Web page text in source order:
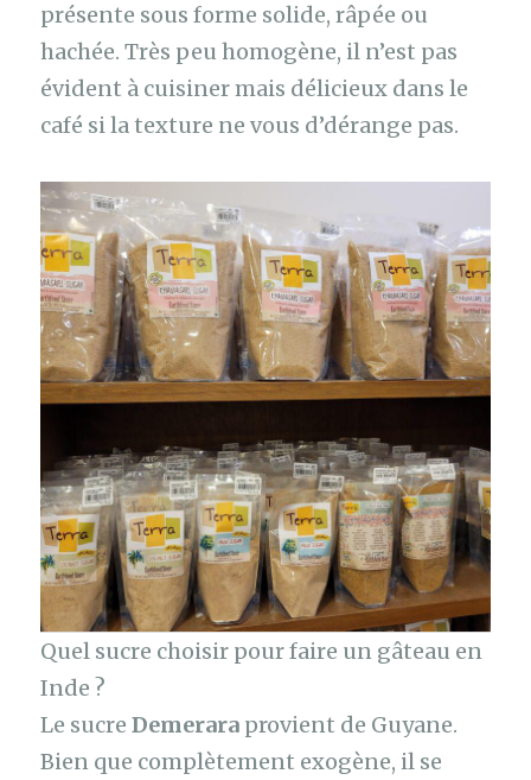
présente sous forme solide, râpée ou
hachée. Très peu homogène, il n’est pas
évident à cuisiner mais délicieux dans le
café si la texture ne vous d’dérange pas.
Quel sucre choisir pour faire un gâteau en
Inde ?
Le sucreDemerara provient de Guyane.
Bien que complètement exogène, il se